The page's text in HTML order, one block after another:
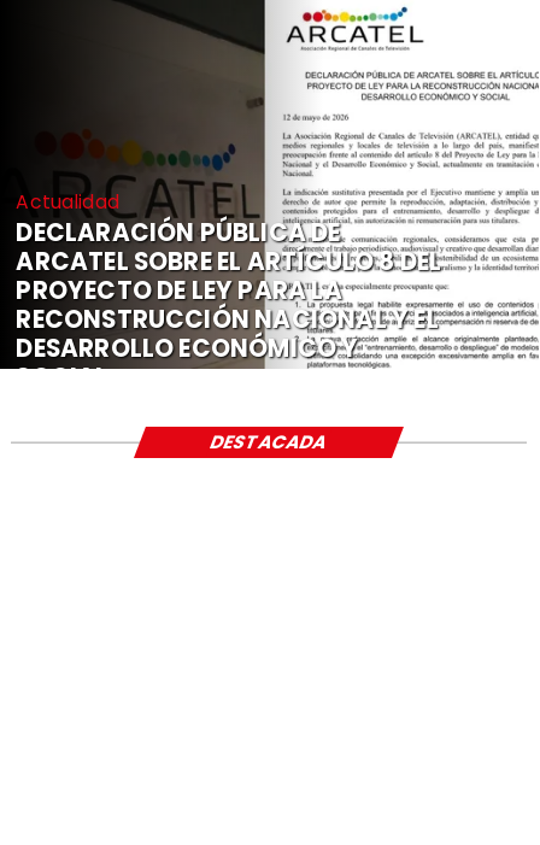
Actualidad
DECLARACIÓN PÚBLICA DE
ARCATEL SOBRE EL ARTÍCULO 8 DEL
PROYECTO DE LEY PARA LA
RECONSTRUCCIÓN NACIONAL Y EL
DESARROLLO ECONÓMICO Y
SOCIAL
DESTACADA